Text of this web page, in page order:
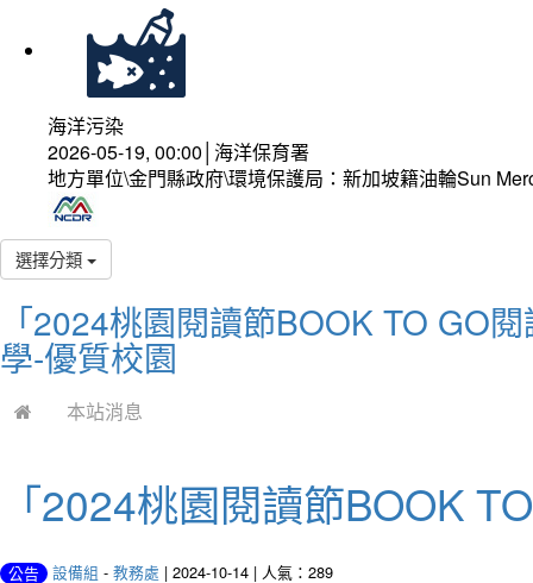
海洋污染
2026-05-19, 00:00│海洋保育署
地方單位\金門縣政府\環境保護局：新加坡籍油輪Sun
選擇分類
「2024桃園閱讀節BOOK TO GO
學-優質校園
本站消息
「2024桃園閱讀節BOOK
公告 設備組 - 教務處 | 2024-10-14 | 人氣：289